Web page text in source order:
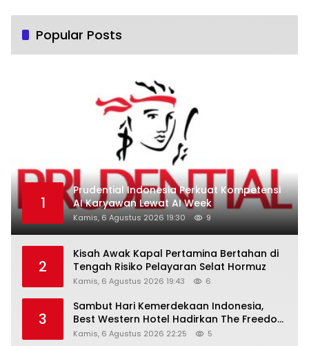
Popular Posts
1
Prudential Indonesia Perkuat Kompetensi
AI Karyawan Lewat AI Week
Kamis, 6 Agustus 2026 19:30 9
2
Kisah Awak Kapal Pertamina Bertahan di
Tengah Risiko Pelayaran Selat Hormuz
Kamis, 6 Agustus 2026 19:43 6
3
Sambut Hari Kemerdekaan Indonesia,
Best Western Hotel Hadirkan The Freedom
Stay Diskon Hingga 45%
Kamis, 6 Agustus 2026 22:25 5